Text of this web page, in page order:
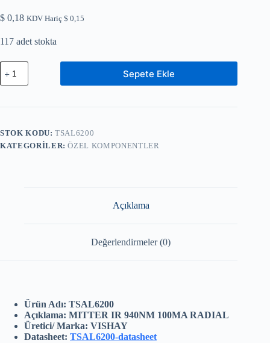
$ 0,18 KDV Hariç $ 0,15
117 adet stokta
TSAL6200
EMITTER
940NM
adet
Sepete Ekle
STOK KODU:TSAL6200
KATEGORILER:ÖZEL KOMPONENTLER
Açıklama
Değerlendirmeler (0)
Ürün Adı: TSAL6200
Açıklama: MITTER IR 940NM 100MA RADIAL
Üretici/ Marka: VISHAY
Datasheet: TSAL6200-datasheet